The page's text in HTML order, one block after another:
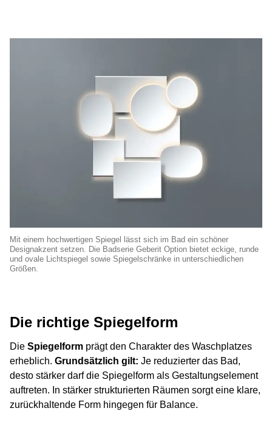
Mit einem hochwertigen Spiegel lässt sich im Bad ein schöner
Designakzent setzen. Die Badserie Geberit Option bietet eckige, runde
und ovale Lichtspiegel sowie Spiegelschränke in unterschiedlichen
Größen.
Die richtige Spiegelform
Die Spiegelform prägt den Charakter des Waschplatzes
erheblich. Grundsätzlich gilt: Je reduzierter das Bad,
desto stärker darf die Spiegelform als Gestaltungselement
auftreten. In stärker strukturierten Räumen sorgt eine klare,
zurückhaltende Form hingegen für Balance.